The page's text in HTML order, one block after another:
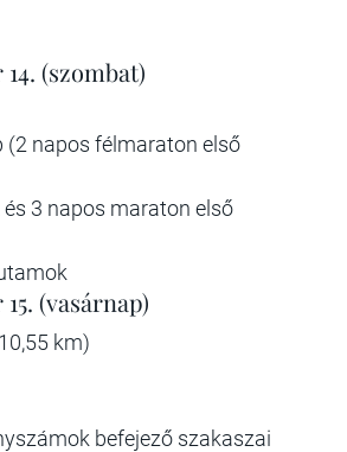
(szombat)
(2 napos félmaraton első
3 napos maraton első
(vasárnap)
km)
befejező szakaszai